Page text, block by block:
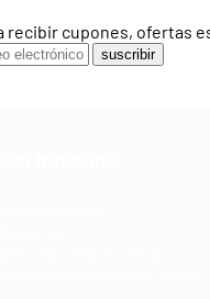
recibir cupones, ofertas
suscribir